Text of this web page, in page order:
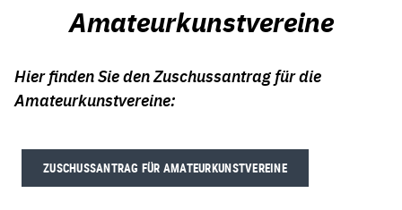
Amateurkunstvereine
Hier finden Sie den Zuschussantrag für die
Amateurkunstvereine:
ZUSCHUSSANTRAG FÜR AMATEURKUNSTVEREINE